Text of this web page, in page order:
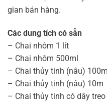
gian bán hàng.
Các dung tích có sẵn
– Chai nhôm 1 lít
– Chai nhôm 500ml
– Chai thủy tinh (nâu) 100ml
– Chai thủy tinh (nâu) 10m
– Chai thủy tinh có dây treo